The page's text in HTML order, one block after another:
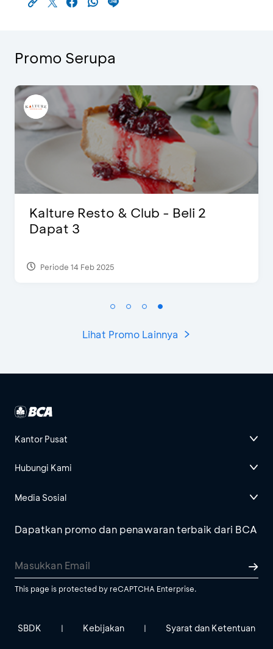
Promo Serupa
D’Cost - Diskon 50% Makanan &
Ekstra 2 Minuman
Periode 17 Sep 2023
Lihat Promo Lainnya
Kantor Pusat
Hubungi Kami
Media Sosial
Dapatkan promo dan penawaran terbaik dari BCA
This page is protected by reCAPTCHA Enterprise.
SBDK | Kebijakan | Syarat dan Ketentuan